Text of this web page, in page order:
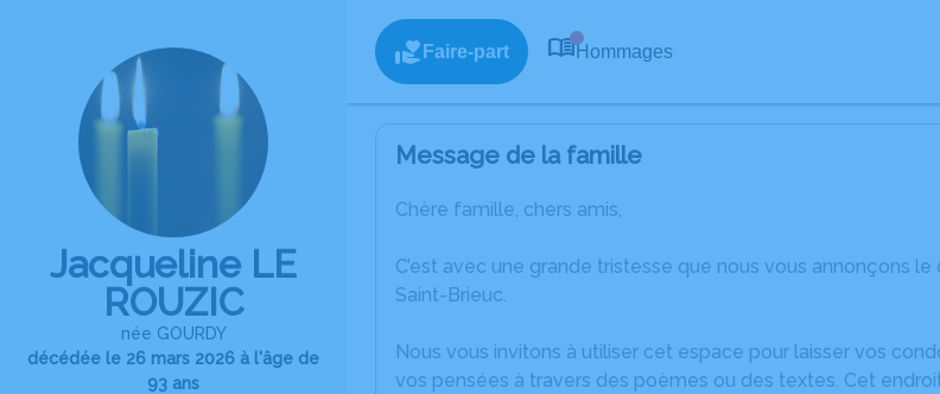
Jacqueline LE
ROUZIC
née GOURDY
décédée le 26 mars 2026 à l'âge de
93 ans
Faire-part Hommages
Message de la famille
Chère famille, chers amis,
C’est avec une grande tristesse que nous vous annonçons
Saint-Brieuc.
Nous vous invitons à utiliser cet espace pour laisser vos
vos pensées à travers des poèmes ou des textes. Cet